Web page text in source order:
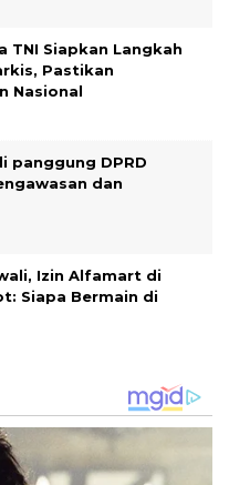
TNI Siapkan Langkah
Pastikan
Nasional
panggung DPRD
dan
Izin Alfamart di
Siapa Bermain di